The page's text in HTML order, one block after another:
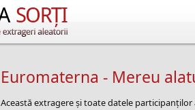
Euromaterna - Mereu
Această extragere și toate datele